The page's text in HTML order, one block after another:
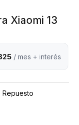
Xiaomi 13
/ mes + interés
Repuesto